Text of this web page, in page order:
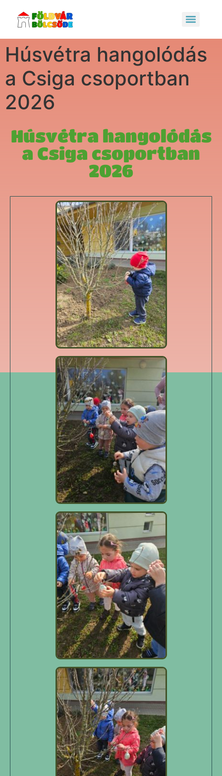
Húsvétra hangolódás
a Csiga csoportban
2026
Húsvétra hangolódás
a Csiga csoportban
2026